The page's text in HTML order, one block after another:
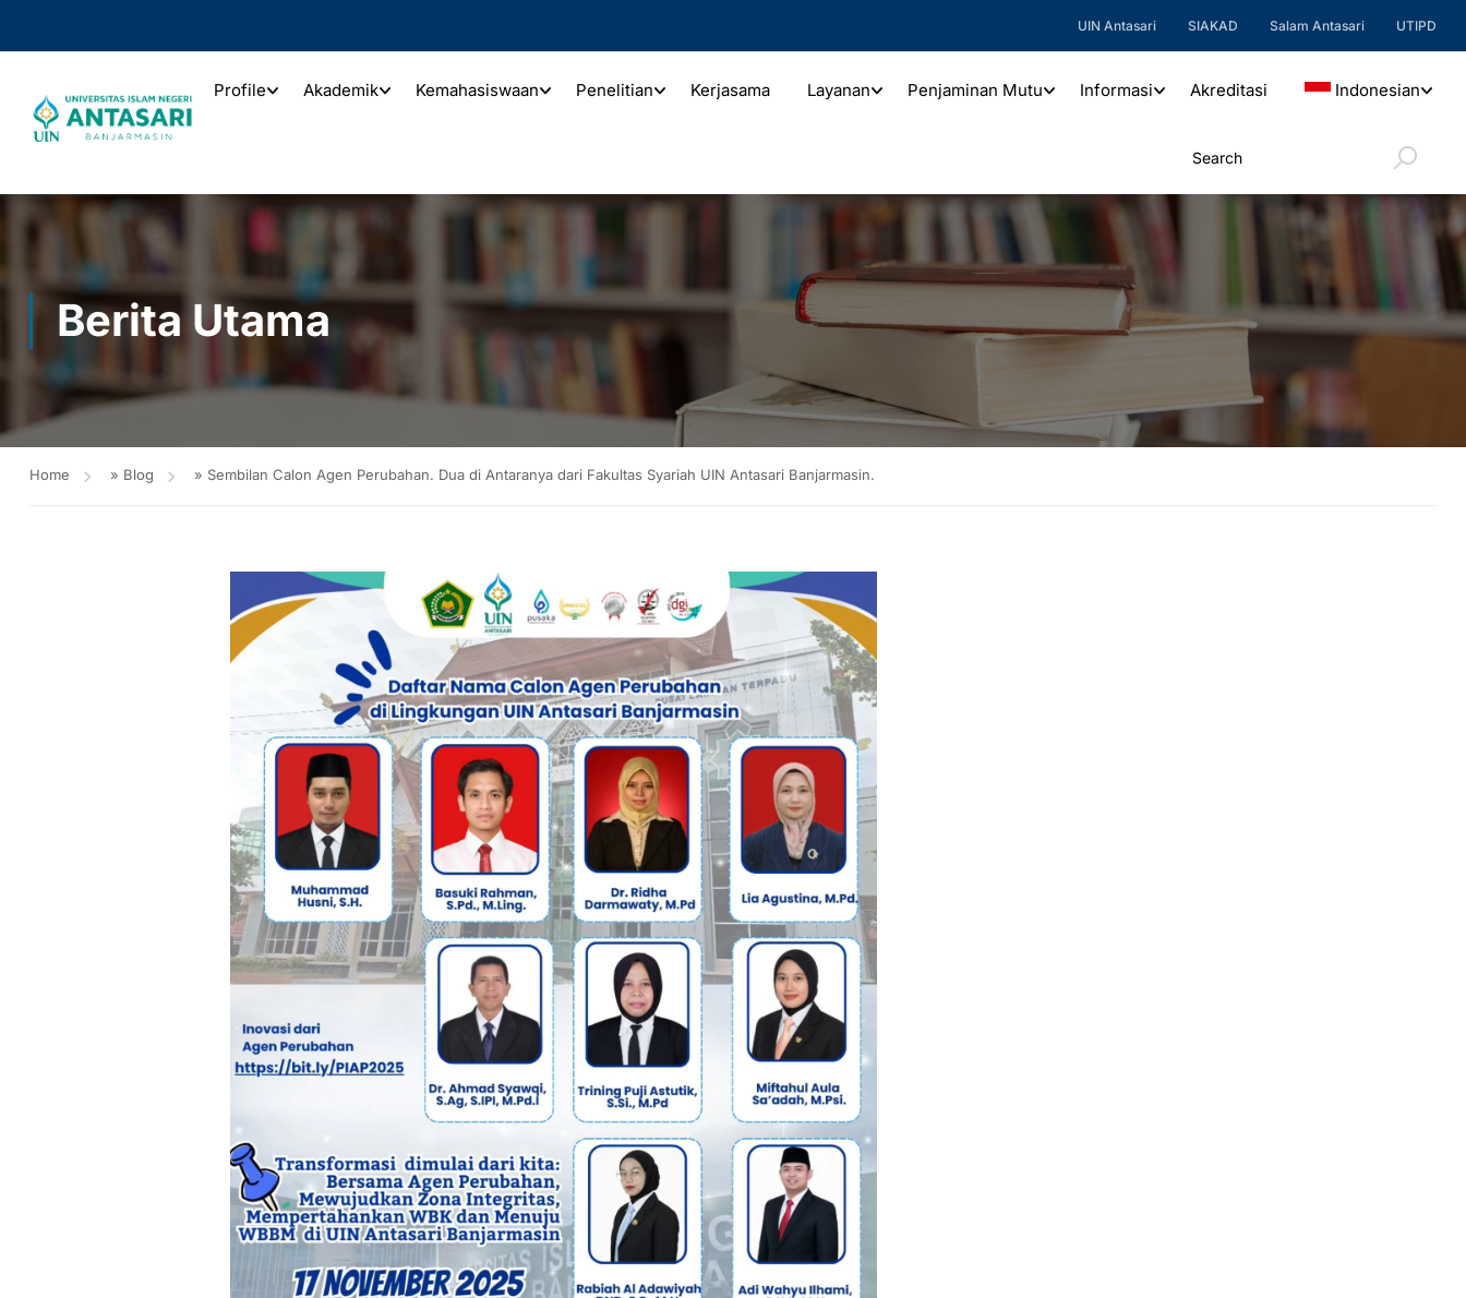
UIN Antasari SIAKAD Salam Antasari UTIPD
Profile Akademik Kemahasiswaan Penelitian Kerjasama Layanan Penjaminan Mutu Informasi Akreditasi Indonesian
Berita Utama
Home » Blog » Sembilan Calon Agen Perubahan. Dua di Antaranya dari Fakultas Syariah UIN Antasari Banjarmasin.